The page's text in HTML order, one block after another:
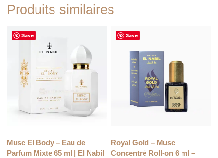
Produits similaires
Save
Musc El Body – Eau de
Parfum Mixte 65 ml | El Nabil
Save
Royal Gold – Musc
Concentré Roll-on 6 ml –